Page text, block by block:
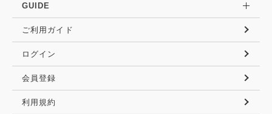
GUIDE
ご利用ガイド
ログイン
会員登録
利用規約